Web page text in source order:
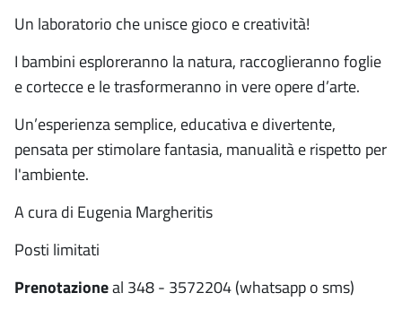
Un laboratorio che unisce gioco e creatività!
I bambini esploreranno la natura, raccoglieranno foglie
e cortecce e le trasformeranno in vere opere d’arte.
Un’esperienza semplice, educativa e divertente,
pensata per stimolare fantasia, manualità e rispetto per
l'ambiente.
A cura di Eugenia Margheritis
Posti limitati
Prenotazioneal 348 - 3572204 (whatsapp o sms)